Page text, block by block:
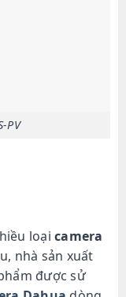
PV
loại camera
nhà sản xuất
được sử